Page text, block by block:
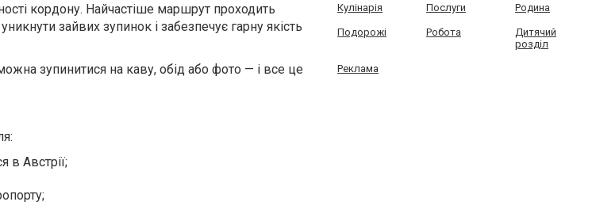
кордону. Найчастіше маршрут проходить
зайвих зупинок і забезпечує гарну якість
зупинитися на каву, обід або фото — і все це
в Австрії;
Кулінарія Послуги Родина
Подорожі Робота
Дитячий
розділ
Реклама